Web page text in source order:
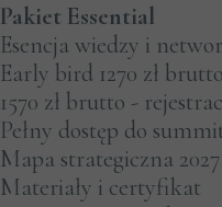
Pakiet Essential
Esencja wiedzy i
Early bird 1270 zł
1570 zł brutto -
Pełny dostęp do
Mapa strategiczna 2027
Materiały i certyfikat